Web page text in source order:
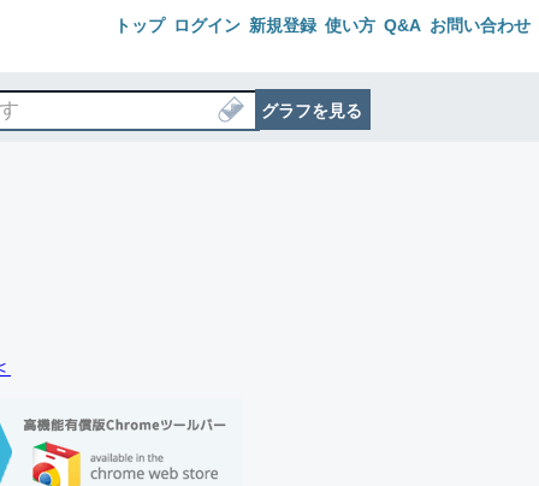
トップ ログイン 新規登録 使い方 Q&A お問い合わせ
グラフを見る